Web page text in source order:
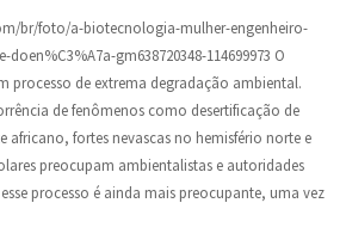
br/foto/a-biotecnologia-mulher-engenheiro-
gm638720348-114699973 O
processo de extrema degradação ambiental.
de fenômenos como desertificação de
africano, fortes nevascas no hemisfério norte e
preocupam ambientalistas e autoridades
processo é ainda mais preocupante, uma vez